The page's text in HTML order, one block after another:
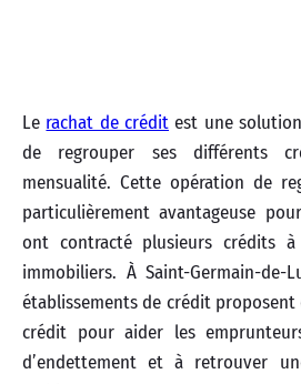
Le rachat de crédit est une
de regrouper ses différents
mensualité. Cette opération de
particulièrement avantageuse
ont contracté plusieurs crédits
immobiliers. À Saint-Germain-de-
établissements de crédit proposent
crédit pour aider les
d’endettement et à retrouver